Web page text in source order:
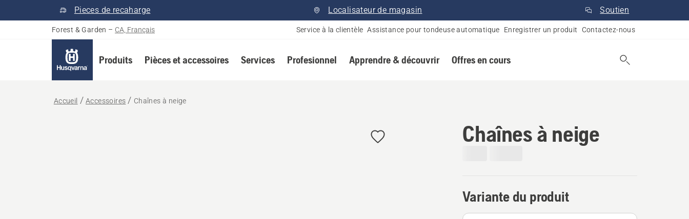
Pieces de recaharge Localisateur de magasin Soutien
Forest & Garden – CA, Français Service à la clientèle Assistance pour tondeuse automatique Enregistrer un produit Contactez-nous
Produits Pièces et accessoires Services Profesionnel Apprendre & découvrir Offres en cours
Accueil Accessoires Chaînes à neige
Chaînes à neige
Variante du produit